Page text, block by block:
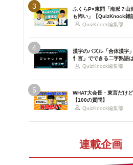
3
ふくらP×東問「海派？山
も怖い」【QuizKnock雑
QuizKnock編集部
4
漢字のパズル「合体漢字
忄言」でできる二字熟語
QuizKnock編集部
5
WHAT大会長・東言だけ
【100の質問】
QuizKnock編集部
連載企画